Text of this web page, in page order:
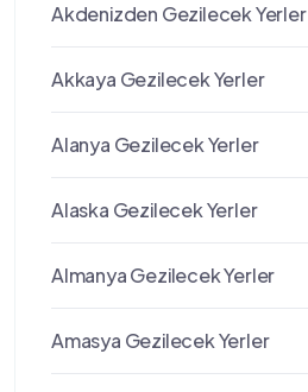
Akdenizden Gezilecek Yerler
Akkaya Gezilecek Yerler
Alanya Gezilecek Yerler
Alaska Gezilecek Yerler
Almanya Gezilecek Yerler
Amasya Gezilecek Yerler